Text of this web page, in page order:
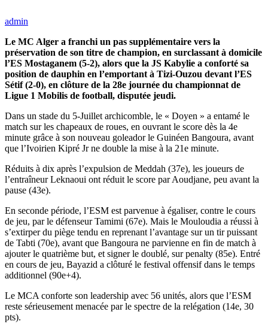
admin
Le MC Alger a franchi un pas supplémentaire vers la
préservation de son titre de champion, en surclassant à domicile
l’ES Mostaganem (5-2), alors que la JS Kabylie a conforté sa
position de dauphin en l’emportant à Tizi-Ouzou devant l’ES
Sétif (2-0), en clôture de la 28e journée du championnat de
Ligue 1 Mobilis de football, disputée jeudi.
Dans un stade du 5-Juillet archicomble, le « Doyen » a entamé le
match sur les chapeaux de roues, en ouvrant le score dès la 4e
minute grâce à son nouveau goleador le Guinéen Bangoura, avant
que l’Ivoirien Kipré Jr ne double la mise à la 21e minute.
Réduits à dix après l’expulsion de Meddah (37e), les joueurs de
l’entraîneur Leknaoui ont réduit le score par Aoudjane, peu avant la
pause (43e).
En seconde période, l’ESM est parvenue à égaliser, contre le cours
de jeu, par le défenseur Tamimi (67e). Mais le Mouloudia a réussi à
s’extirper du piège tendu en reprenant l’avantage sur un tir puissant
de Tabti (70e), avant que Bangoura ne parvienne en fin de match à
ajouter le quatrième but, et signer le doublé, sur penalty (85e). Entré
en cours de jeu, Bayazid a clôturé le festival offensif dans le temps
additionnel (90e+4).
Le MCA conforte son leadership avec 56 unités, alors que l’ESM
reste sérieusement menacée par le spectre de la relégation (14e, 30
pts).